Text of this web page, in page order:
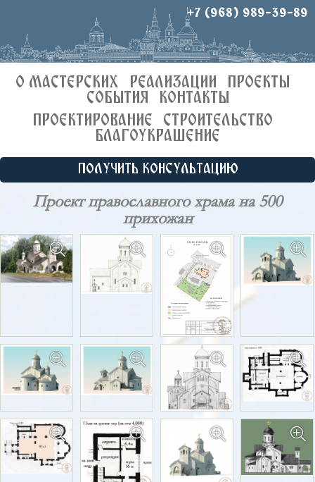
+7 (968) 989-39-89
О МАСТЕРСКИХ РЕАЛИЗАЦИИ
ПРОЕКТЫ
СОБЫТИЯ
КОНТАКТЫ
ПРОЕКТИРОВАНИЕ
СТРОИТЕЛЬСТВО
БЛАГОУКРАШЕНИЕ
ПОЛУЧИТЬ КОНСУЛЬТАЦИЮ
Проект православного храма на 500
прихожан